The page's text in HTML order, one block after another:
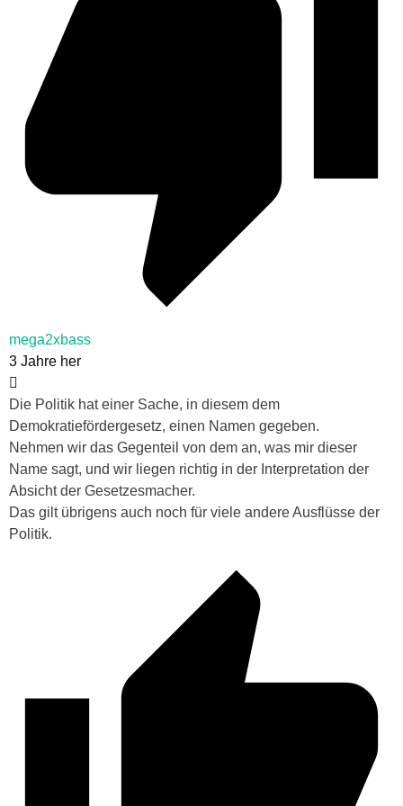
mega2xbass
3 Jahre her
Die Politik hat einer Sache, in diesem dem
Demokratiefördergesetz, einen Namen gegeben.
Nehmen wir das Gegenteil von dem an, was mir dieser
Name sagt, und wir liegen richtig in der Interpretation der
Absicht der Gesetzesmacher.
Das gilt übrigens auch noch für viele andere Ausflüsse der
Politik.